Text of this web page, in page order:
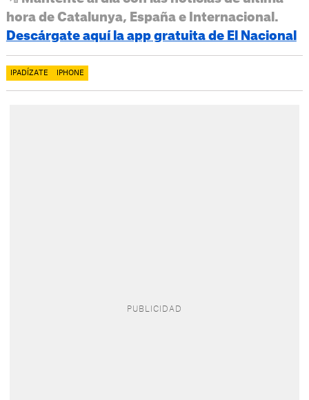
hora de Catalunya, España e Internacional.
Descárgate aquí la app gratuita de El Nacional
IPADÍZATE IPHONE